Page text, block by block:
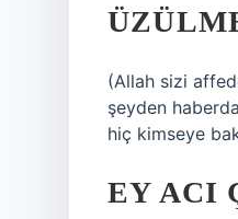
(Allah sizi
şeyden
hiç kimseye
EY ACI